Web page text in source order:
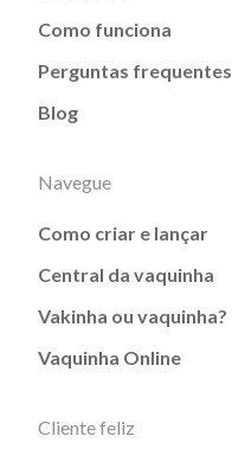
Como funciona
Perguntas frequentes
Blog
Navegue
Como criar e lançar
Central da vaquinha
Vakinha ou vaquinha?
Vaquinha Online
Cliente feliz